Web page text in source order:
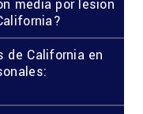
media por lesión
California en